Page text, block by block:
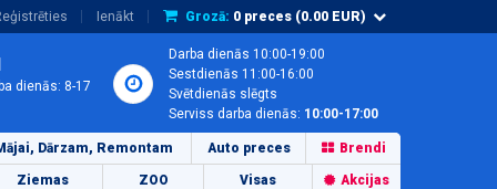
Ienākt Grozā: 0 preces (0.00 EUR)
dienās: 8-17
Darba dienās 10:00-19:00
Sestdienās 11:00-16:00
Svētdienās slēgts
Serviss darba dienās: 10:00-17:00
Dārzam, Remontam Auto preces Brendi
Ziemas
ZOO
Visas
Akcijas